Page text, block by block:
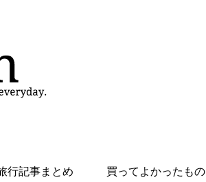
行記事まとめ 買ってよかったもの